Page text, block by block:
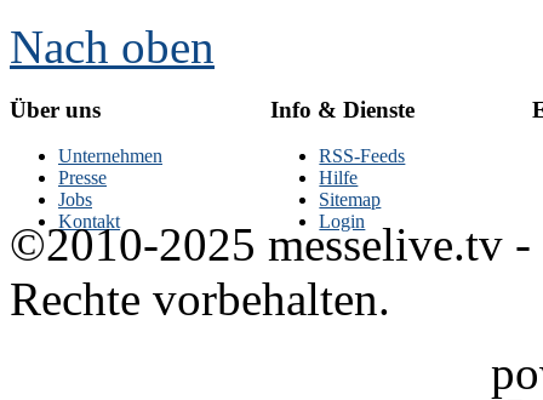
Nach oben
Über uns
Unternehmen
Presse
Jobs
Kontakt
Info & Dienste
RSS-Feeds
Hilfe
Sitemap
Login
©2010-2025 messelive.tv -
Rechte vorbehalten.